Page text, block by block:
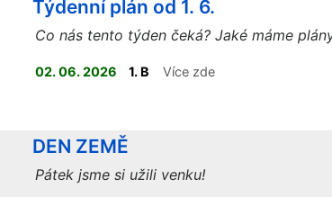
Týdenní plán od 1. 6.
Co nás tento týden čeká? Jaké máme
02. 06. 2026 1. B Více zde
DEN ZEMĚ
Pátek jsme si užili venku!